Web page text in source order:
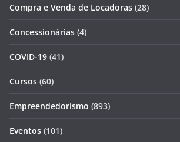
Compra e Venda de Locadoras (28)
Concessionárias (4)
COVID-19 (41)
Cursos (60)
Empreendedorismo (893)
Eventos (101)